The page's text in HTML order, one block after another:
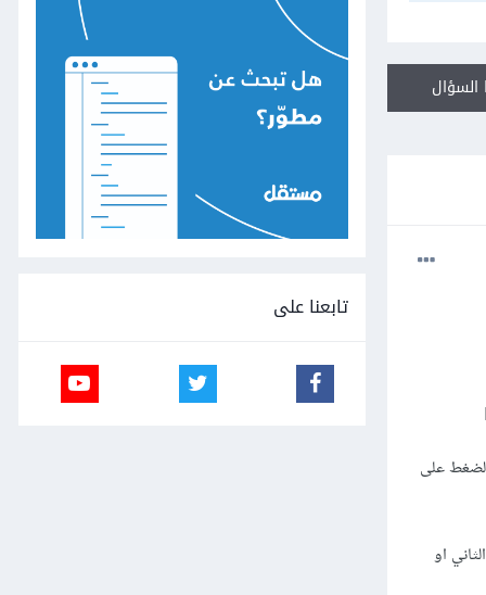
على
وعرض النص الثاني او
تابعنا على